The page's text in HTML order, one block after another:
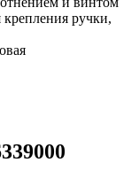
ручки,